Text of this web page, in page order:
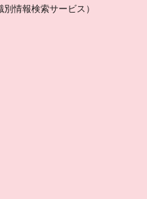
情報検索サービス）